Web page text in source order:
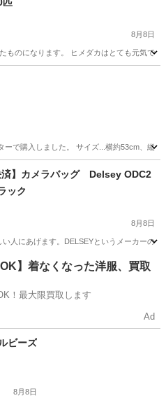
8月8日
ものになります。 ヒメダカはとても元気で
カ
ーで購入しました。 サイズ...横約53cm、縦
他済】カメラバッグ Delsey ODC2
ック
8月8日
人にあげます。DELSEYというメーカーの
OK】着なくなった洋服、買取
！最大限買取します
Ad
ビーズ
8月8日